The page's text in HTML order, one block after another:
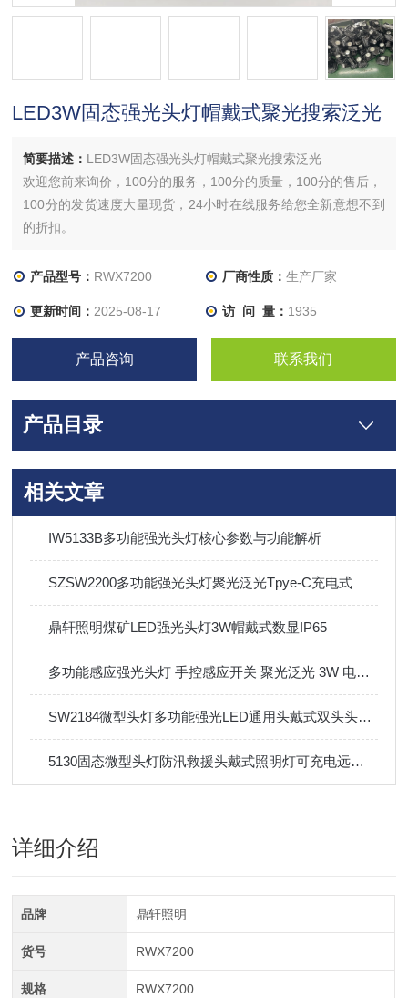
LED3W固态强光头灯帽戴式聚光搜索泛光
简要描述： LED3W固态强光头灯帽戴式聚光搜索泛光
欢迎您前来询价，100分的服务，100分的质量，100分的售后，
100分的发货速度大量现货，24小时在线服务给您全新意想不到
的折扣。
产品型号： RWX7200 厂商性质： 生产厂家
更新时间： 2025-08-17 访 问 量： 1935
产品咨询 联系我们
产品目录
相关文章
IW5133B多功能强光头灯核心参数与功能解析
SZSW2200多功能强光头灯聚光泛光Tpye-C充电式
鼎轩照明煤矿LED强光头灯3W帽戴式数显IP65
多功能感应强光头灯 手控感应开关 聚光泛光 3W 电量显示 IP66
SW2184微型头灯多功能强光LED通用头戴式双头头灯聚泛光露营
5130固态微型头灯防汛救援头戴式照明灯可充电远射应急灯
详细介绍
品牌 鼎轩照明
货号 RWX7200
规格 RWX7200